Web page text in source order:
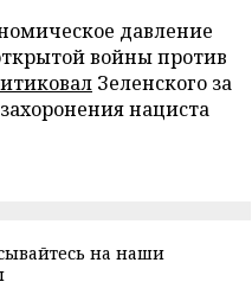
давление
войны против
Зеленского за
нациста
на наши